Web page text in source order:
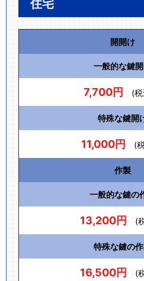
住宅
開開け
一般的な鍵
7,700円 (
特殊な鍵開
11,000円 (
作製
一般的な鍵の
13,200円 (
特殊な鍵の
16,500円 (